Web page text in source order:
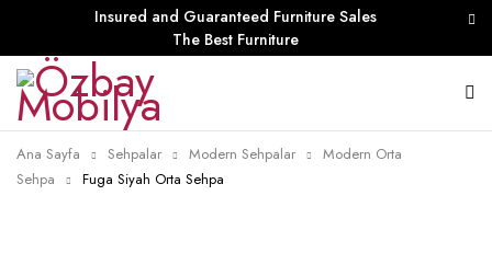
Insured and Guaranteed Furniture Sales
The Best Furniture
Ana Sayfa Sehpalar Modern Sehpalar
Modern Orta
Sehpa
Fuga Siyah Orta Sehpa